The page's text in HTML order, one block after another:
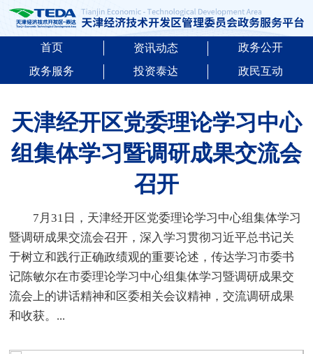
首页 资讯动态
政务公开
政务服务
投资泰达 政民互动
天津经开区党委理论学习中心
组集体学习暨调研成果交流会
召开
7月31日，天津经开区党委理论学习中心组集体学习
暨调研成果交流会召开，深入学习贯彻习近平总书记关
于树立和践行正确政绩观的重要论述，传达学习市委书
记陈敏尔在市委理论学习中心组集体学习暨调研成果交
流会上的讲话精神和区委相关会议精神，交流调研成果
和收获。...